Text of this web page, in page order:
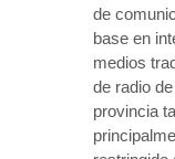
de
base en
medios
de radio
provincia